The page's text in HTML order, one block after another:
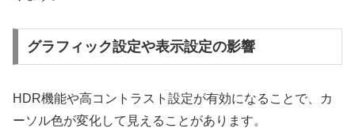
グラフィック設定や表示設定の影響
HDR機能や高コントラスト設定が有効になることで、カ
ーソル色が変化して見えることがあります。